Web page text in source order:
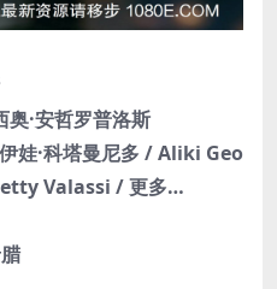
·安哲罗普洛斯
娃·科塔曼尼多 / Aliki Geo
Valassi / 更多…